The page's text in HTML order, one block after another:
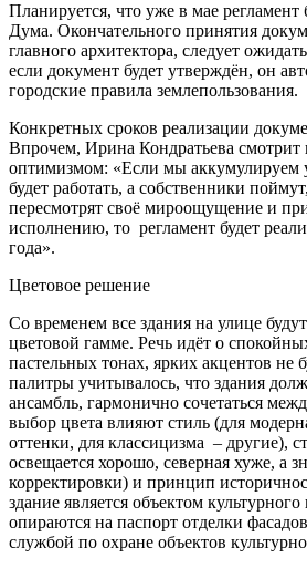
Планируется, что уже в мае регламент
Дума. Окончательного принятия
главного архитектора, следует
если документ будет утверждён, он
городские правила землепользования.
Конкретных сроков реализации
Впрочем, Ирина Кондратьева смотрит
оптимизмом: «Если мы аккумулируем
будет работать, а собственники
пересмотрят своё мироощущение и
исполнению, то регламент будет
года».
Цветовое решение
Со временем все здания на улице
цветовой гамме. Речь идёт о
пастельных тонах, ярких акцентов не
палитры учитывалось, что здания
ансамбль, гармонично сочетаться
выбор цвета влияют стиль (для
оттенки, для классицизма – другие),
освещается хорошо, северная хуже, а
корректировки) и принцип
здание является объектом
опираются на паспорт отделки
службой по охране объектов